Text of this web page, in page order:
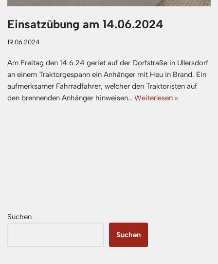
Einsatzübung am 14.06.2024
19.06.2024
Am Freitag den 14.6.24 geriet auf der Dorfstraße in Ullersdorf
an einem Traktorgespann ein Anhänger mit Heu in Brand. Ein
aufmerksamer Fahrradfahrer, welcher den Traktoristen auf
den brennenden Anhänger hinweisen… Weiterlesen »
Suchen
Suchen